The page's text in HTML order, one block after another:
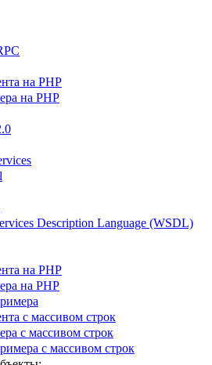
на PHP
на PHP
Description Language (WSDL)
на PHP
на PHP
с массивом строк
с массивом строк
с массивом строк